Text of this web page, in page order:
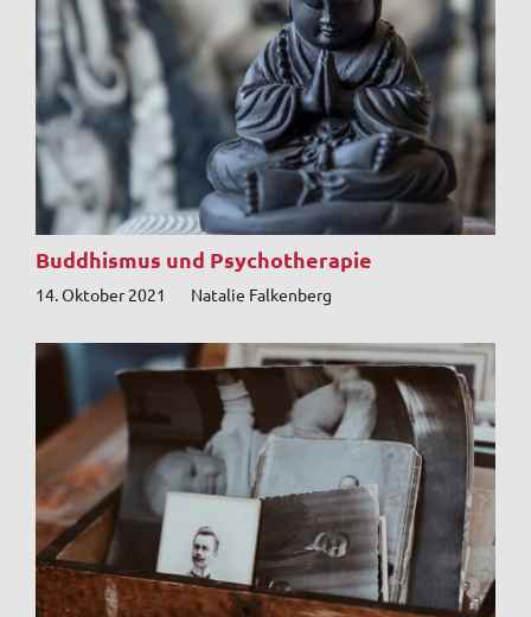
Buddhismus und Psychotherapie
14. Oktober 2021 Natalie Falkenberg